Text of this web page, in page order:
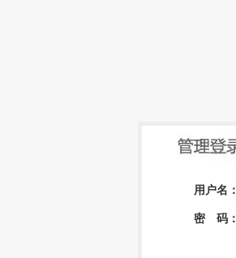
用户名：
密 码：